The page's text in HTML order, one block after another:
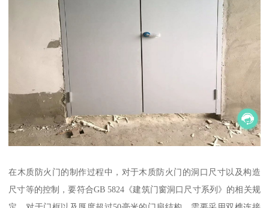
在木质防火门的制作过程中，对于木质防火门的洞口尺寸以及构造
尺寸等的控制，要符合GB 5824《建筑门窗洞口尺寸系列》的相关规